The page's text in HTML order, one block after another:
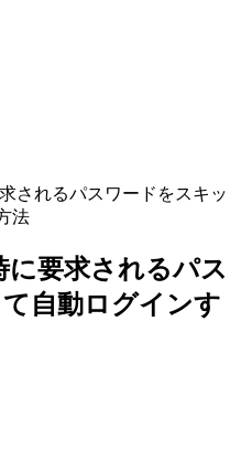
されるパスワードをスキッ
法
要求されるパス
自動ログインす